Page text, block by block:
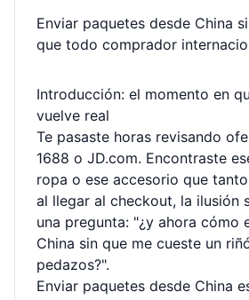
inteligente: los agentes de
como Welisen, que ofrecen
reducidas. Descubre cómo
un 60% en tus envíos y
de cabeza más comunes.
Enviar paquetes desde China
que todo comprador
Introducción: el momento en
vuelve real
Te pasaste horas revisando
1688 o JD.com. Encontraste
ropa o ese accesorio que
al llegar al checkout, la ilusión
una pregunta: "¿y ahora cómo
China sin que me cueste un
pedazos?".
Enviar paquetes desde China